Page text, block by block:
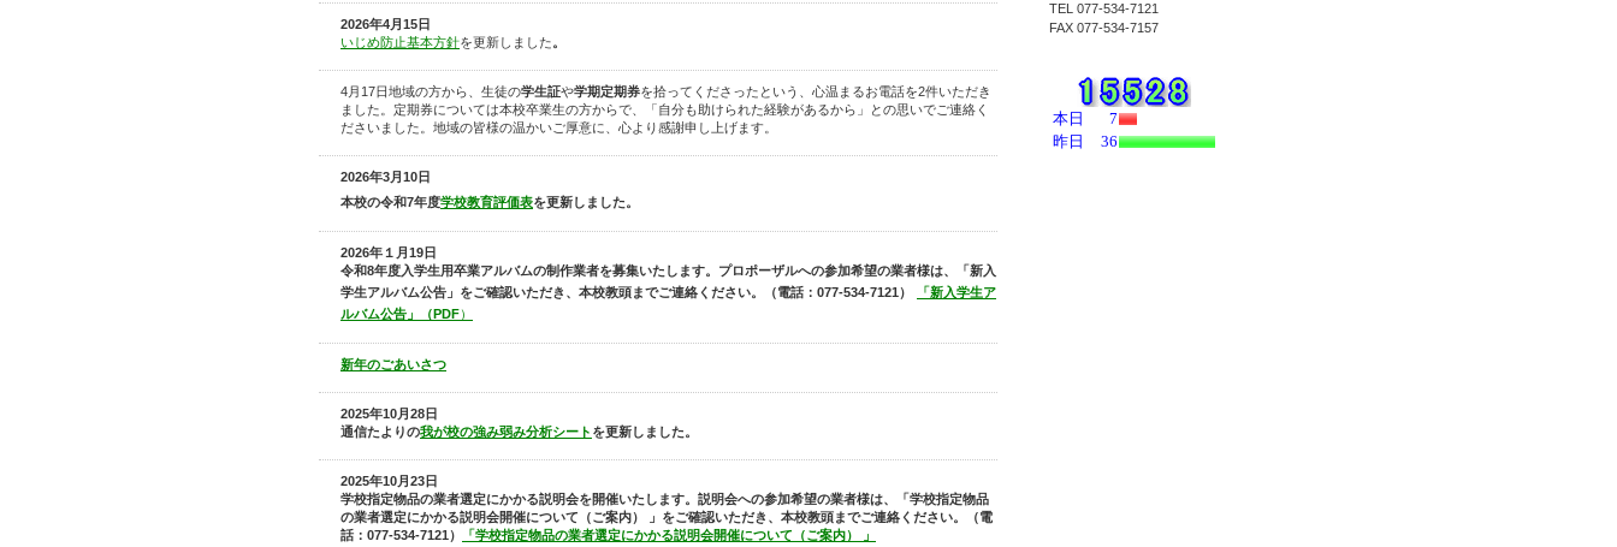
2026年4月15日
いじめ防止基本方針を更新しました。
4月17日地域の方から、生徒の学生証や学期定期券を拾ってくださったという、心温まるお電話を2件いただき
ました。定期券については本校卒業生の方からで、「自分も助けられた経験があるから」との思いでご連絡く
ださいました。地域の皆様の温かいご厚意に、心より感謝申し上げます。
2026年3月10日
本校の令和7年度学校教育評価表を更新しました。
2026年１月19日
令和8年度入学生用卒業アルバムの制作業者を募集いたします。プロポーザルへの参加希望の業者様は、「新入
学生アルバム公告」をご確認いただき、本校教頭までご連絡ください。（電話： 077-534-7121）
「新入学生ア
ルバム公告」（PDF）
新年のごあいさつ
2025年10月28日
通信たよりの我が校の強み弱み分析シート を更新しました。
2025年10月23日
学校指定物品の業者選定にかかる説明会を開催いたします。説明会への参加希望の業者様は、「学校指定物品
の業者選定にかかる説明会開催について（ご案内） 」をご確認いただき、本校教頭までご連絡ください。（電
話： 077-534-7121） 「学校指定物品の業者選定にかかる説明会開催について（ご案内） 」
TEL 077-534-7121
FAX 077-534-7157